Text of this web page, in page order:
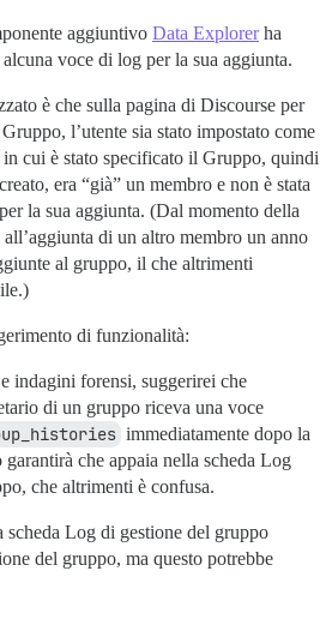
aggiuntivo Data Explorerha
voce di log per la sua aggiunta.
è che sulla pagina di Discourse per
l’utente sia stato impostato come
cui è stato specificato il Gruppo, quindi
era “già” un membro e non è stata
la sua aggiunta. (Dal momento della
di un altro membro un anno
al gruppo, il che altrimenti
di funzionalità:
indagini forensi, suggerirei che
di un gruppo riceva una voce
immediatamente dopo la
che appaia nella scheda Log
che altrimenti è confusa.
scheda Log di gestione del gruppo
del gruppo, ma questo potrebbe